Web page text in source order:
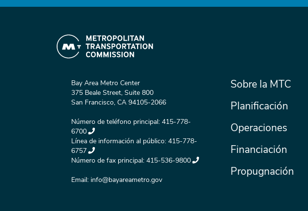
Bay Area Metro Center
375 Beale Street, Suite 800
San Francisco, CA 94105-2066
Número de teléfono principal: 415-778-
6700
Línea de información al público: 415-778-
6757
Número de fax principal: 415-536-9800
Email: info@bayareametro.gov
Menú
principal
Sobre la MTC
Planificación
Operaciones
Financiación
Propugnación